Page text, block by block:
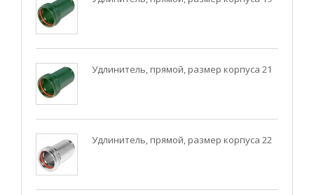
Удлинитель, прямой, размер корпуса 21
Удлинитель, прямой, размер корпуса 22